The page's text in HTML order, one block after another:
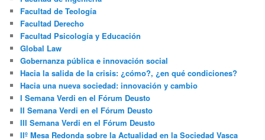
Facultad de Teología
Facultad Derecho
Facultad Psicología y Educación
Global Law
Gobernanza pública e innovación social
Hacia la salida de la crisis: ¿cómo?, ¿en qué condiciones?
Hacia una nueva sociedad: innovación y cambio
I Semana Verdi en el Fórum Deusto
II Semana Verdi en el Fórum Deusto
III Semana Verdi en el Fórum Deusto
IIº Mesa Redonda sobre la Actualidad en la Sociedad Vasca